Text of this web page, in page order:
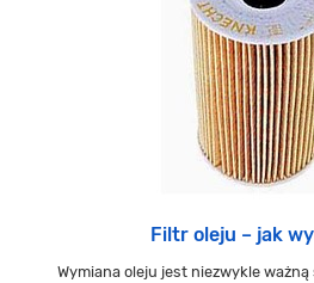
Filtr oleju – jak
Wymiana oleju jest niezwykle